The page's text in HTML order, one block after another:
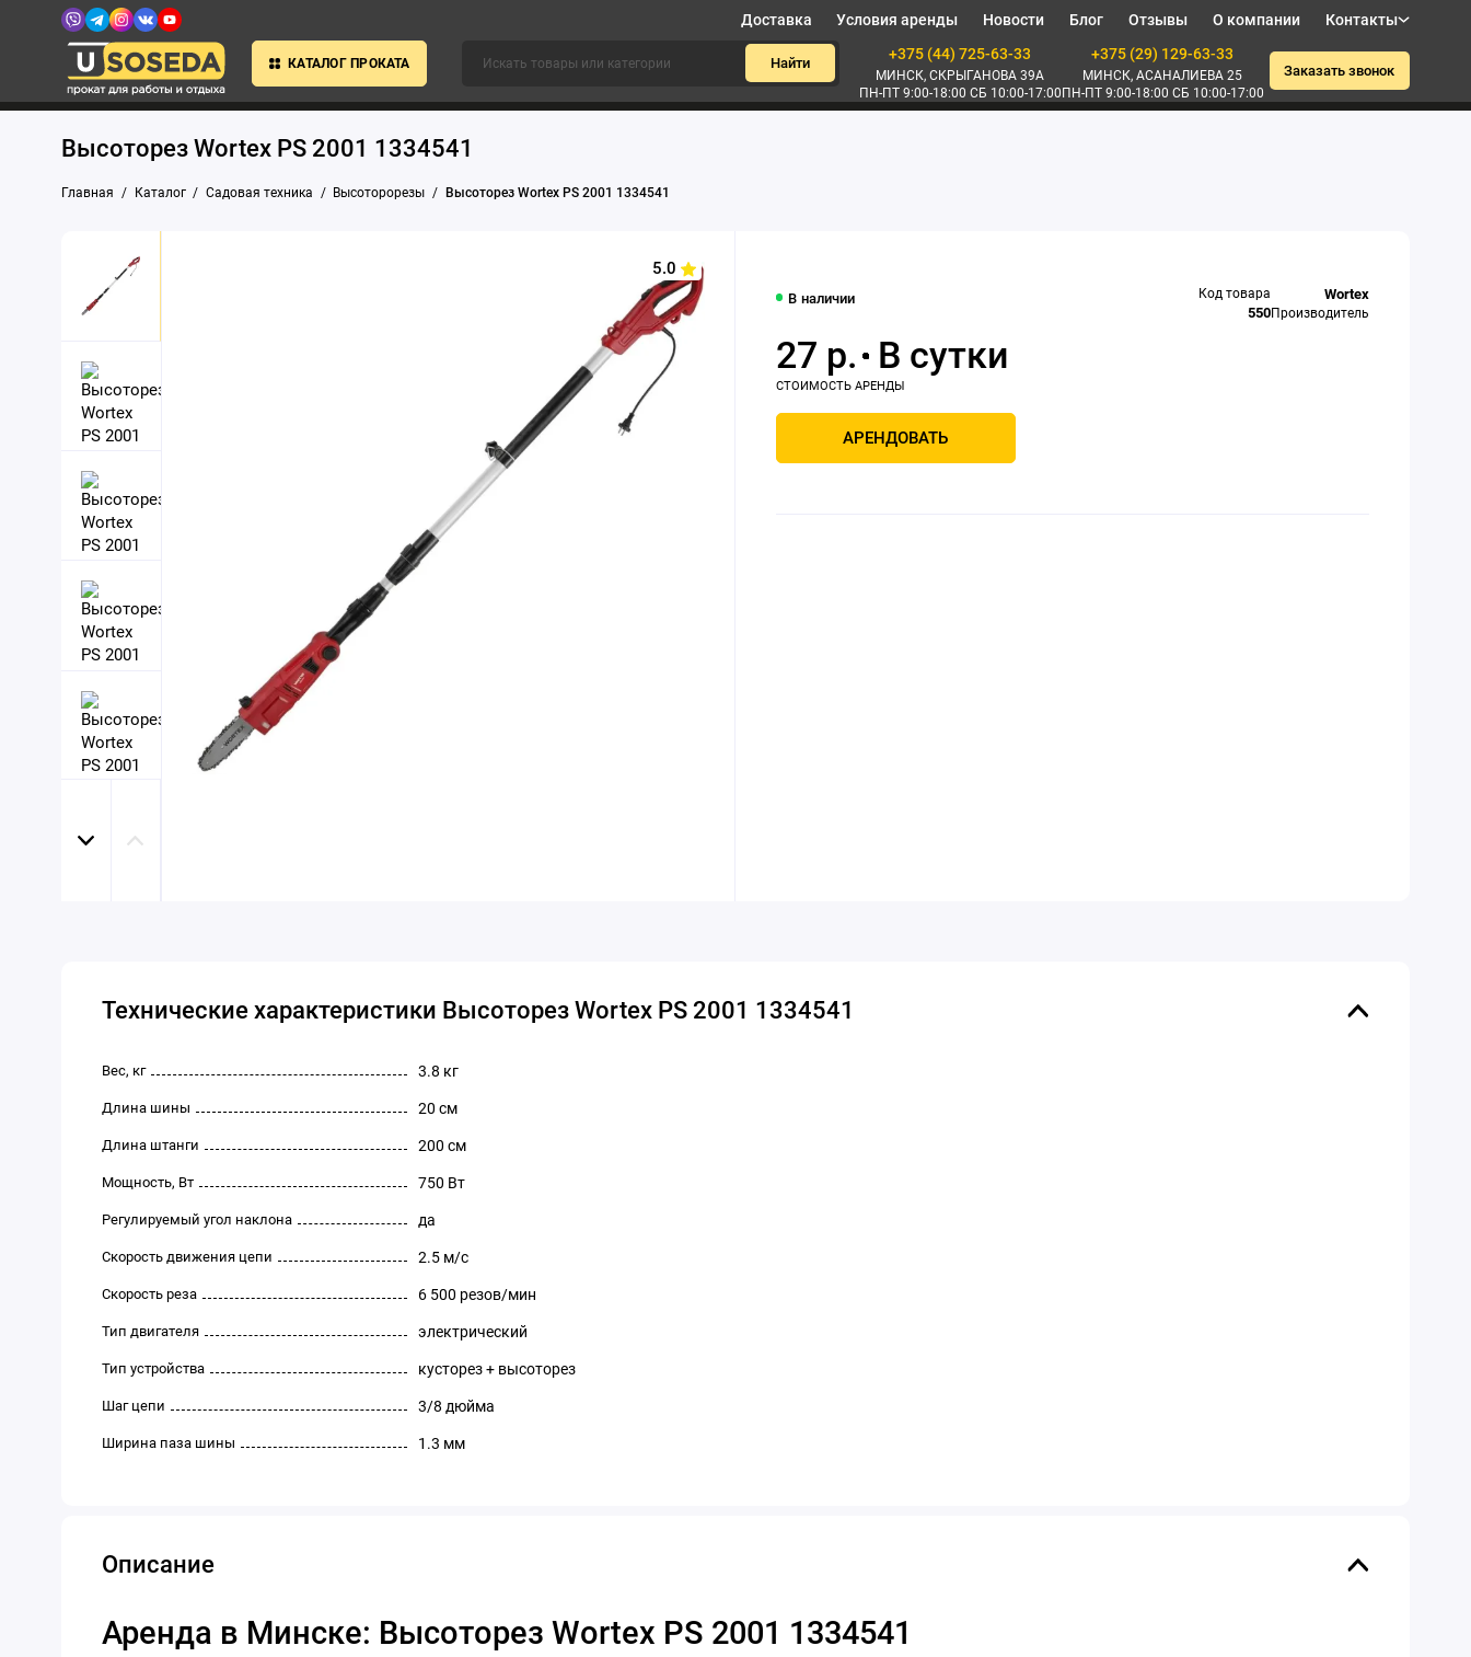
Доставка Условия аренды Новости Блог Отзывы О компании Контакты
КАТАЛОГ ПРОКАТА Найти
+375 (44) 725-63-33
МИНСК, СКРЫГАНОВА 39А
ПН-ПТ 9:00-18:00 СБ 10:00-17:00
+375 (29) 129-63-33
МИНСК, АСАНАЛИЕВА 25
ПН-ПТ 9:00-18:00 СБ 10:00-17:00
Заказать звонок
Высоторез Wortex PS 2001 1334541
Главная Каталог Садовая техника Высоторорезы Высоторез Wortex PS 2001 1334541
5.0
В наличии Код товара
550
Wortex
Производитель
27 р.
АРЕНДОВАТЬ
Технические характеристики Высоторез Wortex PS 2001 1334541
Вес, кг 3.8 кг
Длина шины 20 см
Длина штанги 200 см
Мощность, Вт 750 Вт
Регулируемый угол наклона да
Скорость движения цепи 2.5 м/с
Скорость реза 6 500 резов/мин
Тип двигателя электрический
Тип устройства кусторез + высоторез
Шаг цепи 3/8 дюйма
Ширина паза шины 1.3 мм
Описание
Аренда в Минске: Высоторез Wortex PS 2001 1334541